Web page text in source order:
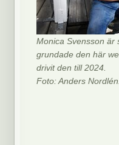
Monica Svensson är
grundade den här
drivit den till 2024.
Foto: Anders Nordlén.